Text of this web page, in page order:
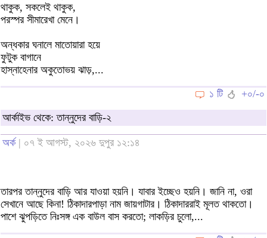
থাকুক, সকলেই থাকুক,
পরস্পর সীমারেখা মেনে।
অন্ধকার ঘনালে মাতোয়ারা হয়ে
ফুটুক বাগানে
হাস্নাহেনার অকুতোভয় ঝাড়,...
১ টি
+০/-০
আর্কাইভ থেকে: তান্নুদের বাড়ি-২
অর্ক| ০৭ ই আগস্ট, ২০২৬ দুপুর ১২:১৪
তারপর তান্নুদের বাড়ি আর যাওয়া হয়নি। যাবার ইচ্ছেও হয়নি। জানি না, ওরা
সেখানে আছে কিনা! ঠিকাদারপাড়া নাম জায়গাটার। ঠিকাদাররাই মূলত থাকতো।
পাশে ঝুপড়িতে নিঃসঙ্গ এক বাউল বাস করতো; লাকড়ির চুলো,...